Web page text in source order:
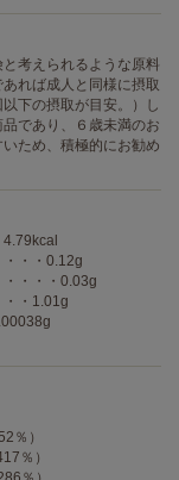
考えられるような原料
れば成人と同様に摂取
下の摂取が目安。）し
であり、６歳未満のお
ため、積極的にお勧め
・・0.12g
・・・0.03g
・1.01g
％）
％）